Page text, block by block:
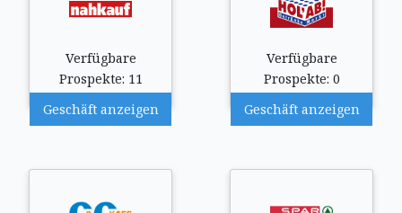
Verfügbare
Prospekte: 11
Geschäft anzeigen
Verfügbare
Prospekte: 0
Geschäft anzeigen